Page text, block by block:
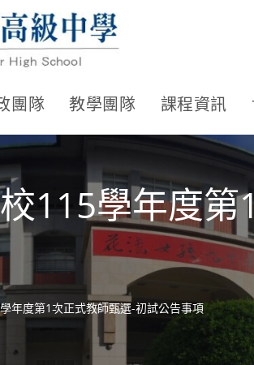
團隊 教學團隊 課程資訊
115學年度
年度第1次正式教師甄選-初試公告事項